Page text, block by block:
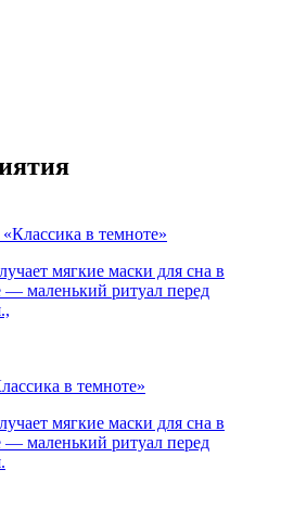
в темноте»
мягкие маски для сна в
— маленький ритуал перед
в темноте»
мягкие маски для сна в
— маленький ритуал перед